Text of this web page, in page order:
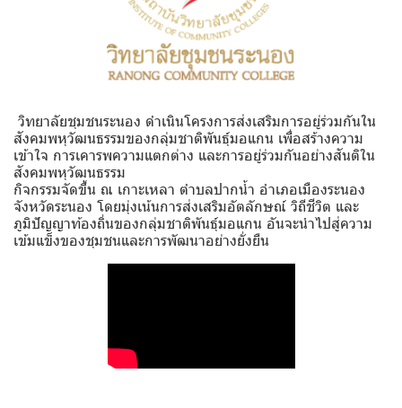
วิทยาลัยชุมชนระนอง ดำเนินโครงการส่งเสริมการอยู่ร่วมกันใน
สังคมพหุวัฒนธรรมของกลุ่มชาติพันธุ์มอแกน เพื่อสร้างความ
เข้าใจ การเคารพความแตกต่าง และการอยู่ร่วมกันอย่างสันติใน
สังคมพหุวัฒนธรรม
กิจกรรมจัดขึ้น ณ เกาะเหลา ตำบลปากน้ำ อำเภอเมืองระนอง
จังหวัดระนอง โดยมุ่งเน้นการส่งเสริมอัตลักษณ์ วิถีชีวิต และ
ภูมิปัญญาท้องถิ่นของกลุ่มชาติพันธุ์มอแกน อันจะนำไปสู่ความ
เข้มแข็งของชุมชนและการพัฒนาอย่างยั่งยืน